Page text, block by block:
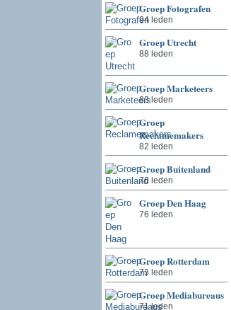
Groep Fotografen
94 leden
Groep Utrecht
88 leden
Groep Marketeers
83 leden
Groep
Reclamemakers
82 leden
Groep Buitenland
76 leden
Groep Den Haag
76 leden
Groep Rotterdam
73 leden
Groep Mediabureaus
71 leden